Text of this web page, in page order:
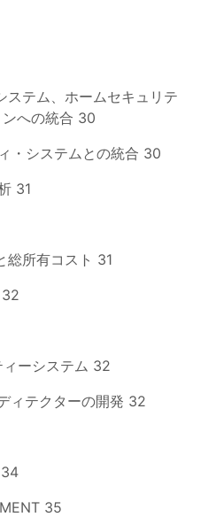
ステム、ホームセキュリテ
への統合 30
・システムとの統合 30
31
総所有コスト 31
ーシステム 32
ィテクターの開発 32
35